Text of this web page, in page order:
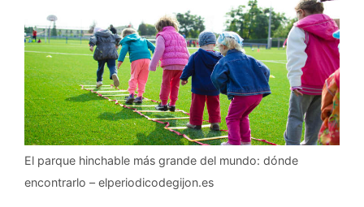
El parque hinchable más grande del mundo: dónde
encontrarlo – elperiodicodegijon.es